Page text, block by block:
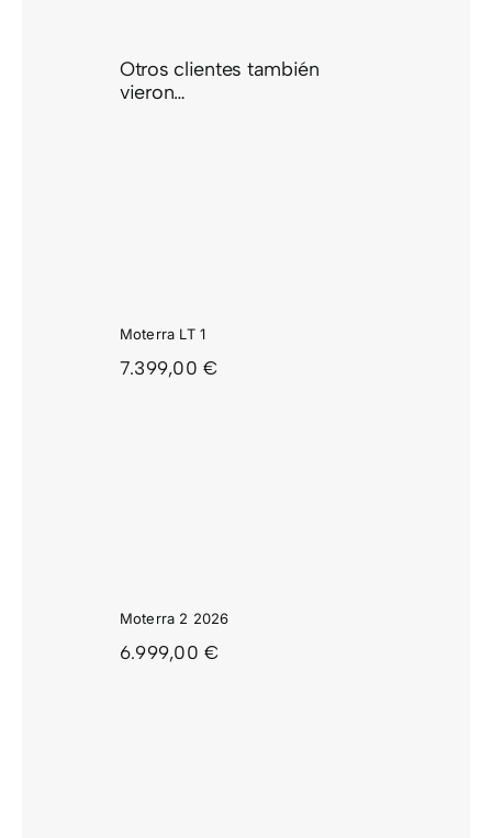
Otros clientes también
vieron…
Moterra LT 1
7.399,00€
Moterra 2 2026
6.999,00€